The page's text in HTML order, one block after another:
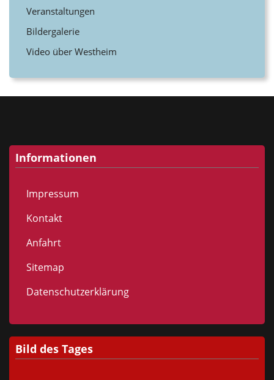
Veranstaltungen
Bildergalerie
Video über Westheim
Informationen
Impressum
Kontakt
Anfahrt
Sitemap
Datenschutzerklärung
Bild des Tages